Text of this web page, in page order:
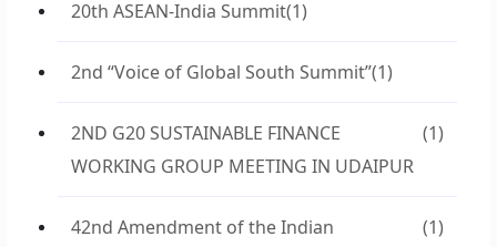
20th ASEAN-India Summit(1)
2nd “Voice of Global South Summit”(1)
2ND G20 SUSTAINABLE FINANCE
WORKING GROUP MEETING IN UDAIPUR
(1)
42nd Amendment of the Indian
(1)